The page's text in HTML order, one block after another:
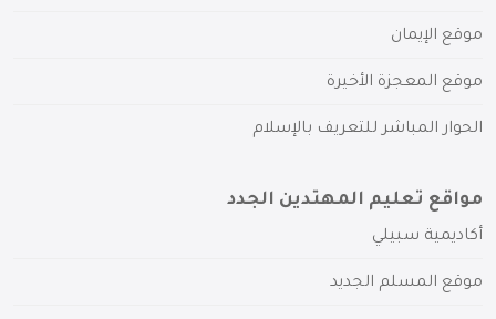
موقع الإيمان
موقع المعجزة الأخيرة
الحوار المباشر للتعريف بالإسلام
مواقع تعليم المهتدين الجدد
أكاديمية سبيلي
موقع المسلم الجديد